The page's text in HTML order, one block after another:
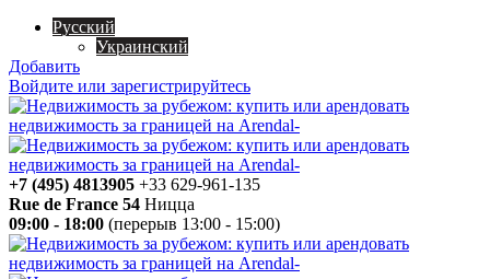
Русский
Украинский
Добавить
Войдите или зарегистрируйтесь
+7 (495) 4813905 +33 629-961-135
Rue de France 54 Ницца
09:00 - 18:00 (перерыв 13:00 - 15:00)